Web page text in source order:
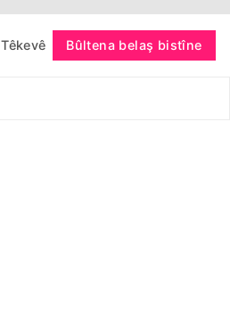
Têkevê Bûltena belaş bistîne
bişopîne